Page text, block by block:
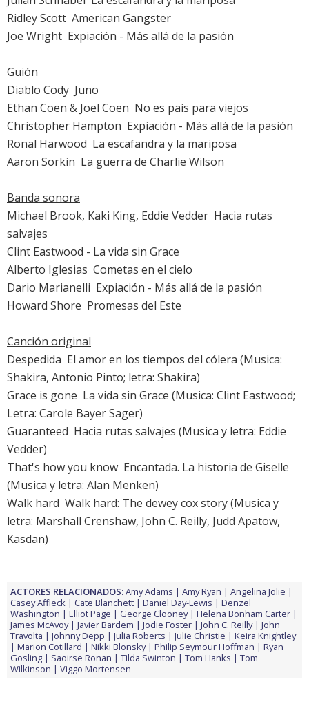
Ridley Scott  American Gangster
Joe Wright  Expiación - Más allá de la pasión
Guión
Diablo Cody  Juno
Ethan Coen & Joel Coen  No es país para viejos
Christopher Hampton  Expiación - Más allá de la pasión
Ronal Harwood  La escafandra y la mariposa
Aaron Sorkin  La guerra de Charlie Wilson
Banda sonora
Michael Brook, Kaki King, Eddie Vedder  Hacia rutas
salvajes
Clint Eastwood - La vida sin Grace
Alberto Iglesias  Cometas en el cielo
Dario Marianelli  Expiación - Más allá de la pasión
Howard Shore  Promesas del Este
Canción original
Despedida  El amor en los tiempos del cólera (Musica:
Shakira, Antonio Pinto; letra: Shakira)
Grace is gone  La vida sin Grace (Musica: Clint Eastwood;
Letra: Carole Bayer Sager)
Guaranteed  Hacia rutas salvajes (Musica y letra: Eddie
Vedder)
That's how you know  Encantada. La historia de Giselle
(Musica y letra: Alan Menken)
Walk hard  Walk hard: The dewey cox story(Musica y
letra: Marshall Crenshaw, John C. Reilly, Judd Apatow,
Kasdan)
ACTORES RELACIONADOS:Amy Adams Amy Ryan
Angelina Jolie
Casey Affleck
Cate Blanchett Daniel Day-Lewis
Denzel
Washington
Elliot Page George Clooney
Helena Bonham Carter
James McAvoy
Javier Bardem Jodie Foster John C. Reilly
John
Travolta
Johnny Depp Julia Roberts Julie Christie
Keira Knightley
Marion Cotillard
Nikki Blonsky Philip Seymour Hoffman
Ryan
Gosling
Saoirse Ronan Tilda Swinton Tom Hanks
Tom
Wilkinson
Viggo Mortensen